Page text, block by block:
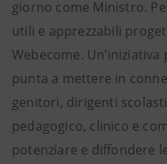
giorno come Ministro.
utili e apprezzabili
Webecome.
punta a mettere in
genitori, dirigenti
pedagogico, clinico e
potenziare e diffondere